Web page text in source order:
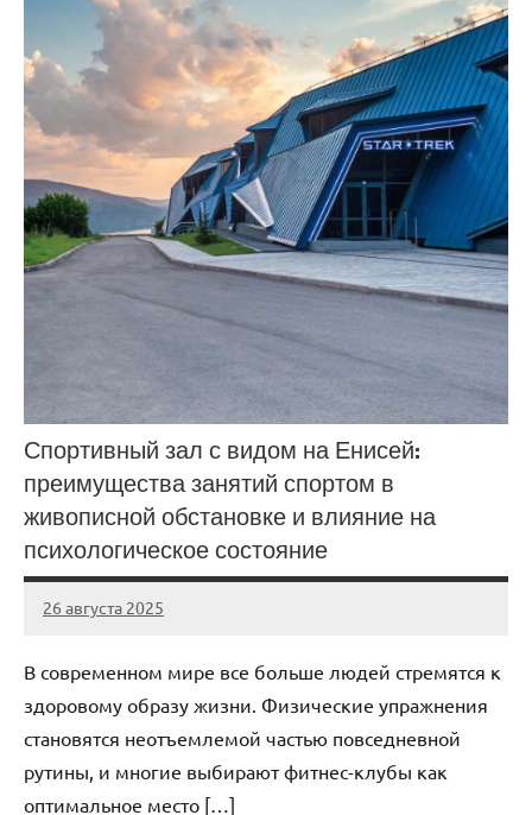
Спортивный зал с видом на Енисей:
преимущества занятий спортом в
живописной обстановке и влияние на
психологическое состояние
26 августа 2025
Avtor
Нет
В современном мире все больше людей стремятся к
здоровому образу жизни. Физические упражнения
становятся неотъемлемой частью повседневной
рутины, и многие выбирают фитнес-клубы как
оптимальное место […]